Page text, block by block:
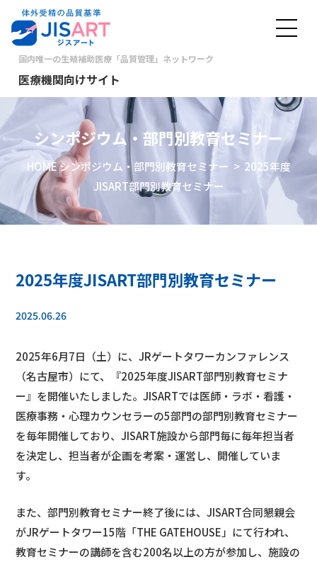
国内唯一の生殖補助医療「品質管理」ネットワーク
医療機関向けサイト
シンポジウム・部門別教育セミナー
HOMEシンポジウム・部門別教育セミナー > 2025年度
JISART部門別教育セミナー
2025年度JISART部門別教育セミナー
2025.06.26
2025年6月7日（土）に、JRゲートタワーカンファレンス
（名古屋市）にて、『2025年度JISART部門別教育セミナ
ー』を開催いたしました。JISARTでは医師・ラボ・看護・
医療事務・心理カウンセラーの5部門の部門別教育セミナー
を毎年開催しており、JISART施設から部門毎に毎年担当者
を決定し、担当者が企画を考案・運営し、開催していま
す。
また、部門別教育セミナー終了後には、JISART合同懇親会
がJRゲートタワー15階「THE GATEHOUSE」にて行われ、
教育セミナーの講師を含む200名以上の方が参加し、施設の